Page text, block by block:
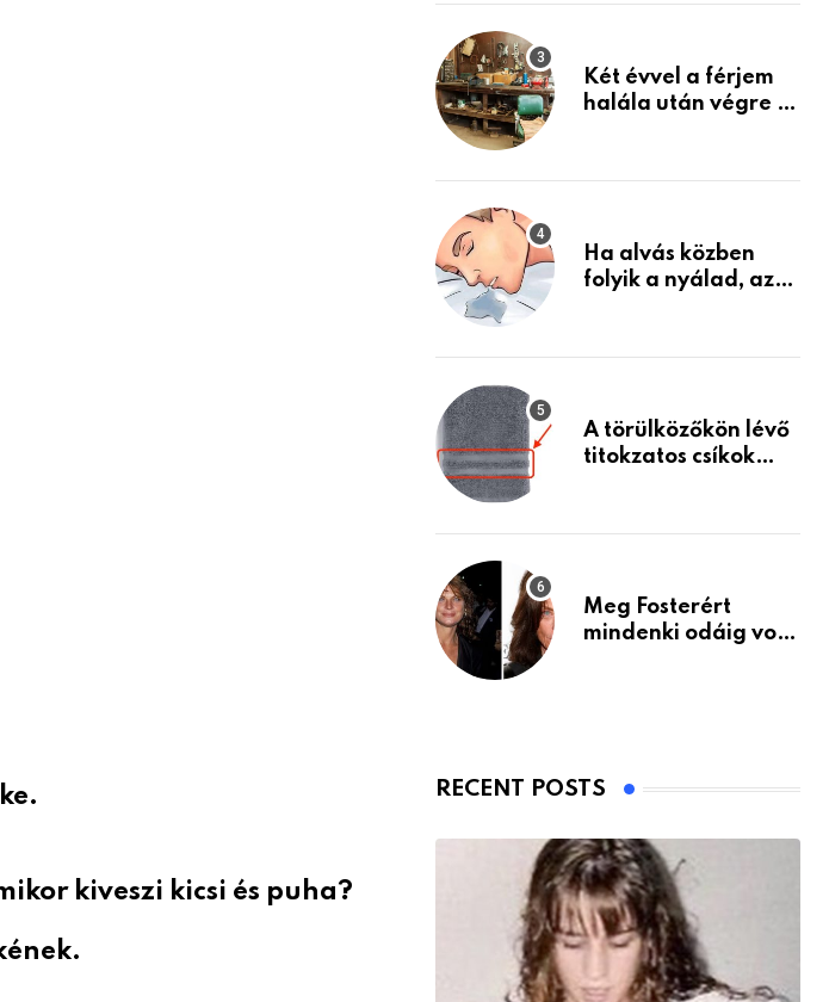
kiveszi kicsi és puha?
Készülj fel arra, ami
Két évvel a férjem
halála után végre át
holmiját – amit
életemet
Ha alvás közben
folyik a nyálad, az
A törülközőkön lévő
titokzatos csíkok
Meg Fosterért
mindenki odáig volt
RECENT POSTS